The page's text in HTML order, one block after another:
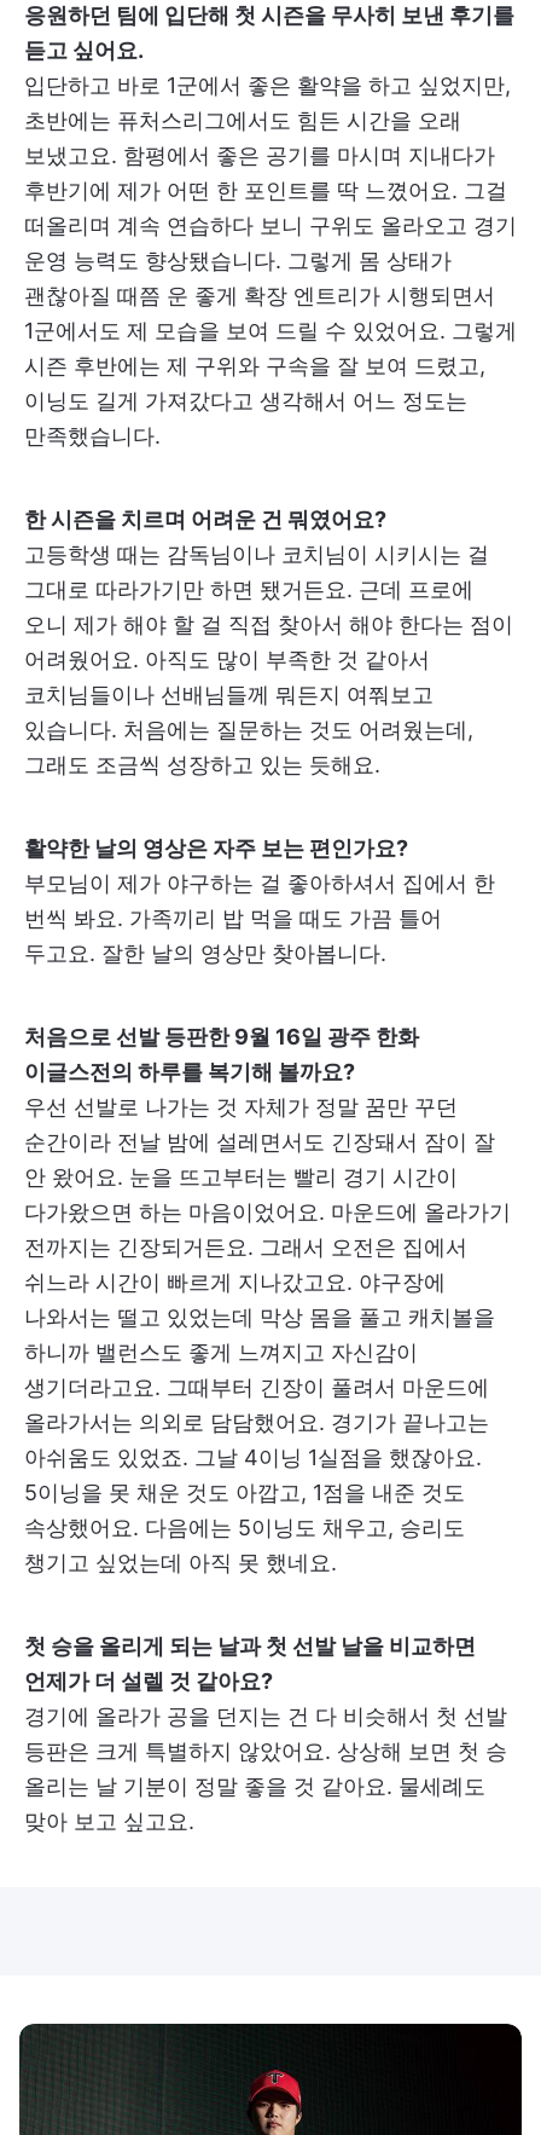
응원하던 팀에 입단해 첫 시즌을 무사히 보낸 후기를
듣고 싶어요.
입단하고 바로 1군에서 좋은 활약을 하고 싶었지만,
초반에는 퓨처스리그에서도 힘든 시간을 오래
보냈고요. 함평에서 좋은 공기를 마시며 지내다가
후반기에 제가 어떤 한 포인트를 딱 느꼈어요. 그걸
떠올리며 계속 연습하다 보니 구위도 올라오고 경기
운영 능력도 향상됐습니다. 그렇게 몸 상태가
괜찮아질 때쯤 운 좋게 확장 엔트리가 시행되면서
1군에서도 제 모습을 보여 드릴 수 있었어요. 그렇게
시즌 후반에는 제 구위와 구속을 잘 보여 드렸고,
이닝도 길게 가져갔다고 생각해서 어느 정도는
만족했습니다.
한 시즌을 치르며 어려운 건 뭐였어요?
고등학생 때는 감독님이나 코치님이 시키시는 걸
그대로 따라가기만 하면 됐거든요. 근데 프로에
오니 제가 해야 할 걸 직접 찾아서 해야 한다는 점이
어려웠어요. 아직도 많이 부족한 것 같아서
코치님들이나 선배님들께 뭐든지 여쭤보고
있습니다. 처음에는 질문하는 것도 어려웠는데,
그래도 조금씩 성장하고 있는 듯해요.
활약한 날의 영상은 자주 보는 편인가요?
부모님이 제가 야구하는 걸 좋아하셔서 집에서 한
번씩 봐요. 가족끼리 밥 먹을 때도 가끔 틀어
두고요. 잘한 날의 영상만 찾아봅니다.
처음으로 선발 등판한 9월 16일 광주 한화
이글스전의 하루를 복기해 볼까요?
우선 선발로 나가는 것 자체가 정말 꿈만 꾸던
순간이라 전날 밤에 설레면서도 긴장돼서 잠이 잘
안 왔어요. 눈을 뜨고부터는 빨리 경기 시간이
다가왔으면 하는 마음이었어요. 마운드에 올라가기
전까지는 긴장되거든요. 그래서 오전은 집에서
쉬느라 시간이 빠르게 지나갔고요. 야구장에
나와서는 떨고 있었는데 막상 몸을 풀고 캐치볼을
하니까 밸런스도 좋게 느껴지고 자신감이
생기더라고요. 그때부터 긴장이 풀려서 마운드에
올라가서는 의외로 담담했어요. 경기가 끝나고는
아쉬움도 있었죠. 그날 4이닝 1실점을 했잖아요.
5이닝을 못 채운 것도 아깝고, 1점을 내준 것도
속상했어요. 다음에는 5이닝도 채우고, 승리도
챙기고 싶었는데 아직 못 했네요.
첫 승을 올리게 되는 날과 첫 선발 날을 비교하면
언제가 더 설렐 것 같아요?
경기에 올라가 공을 던지는 건 다 비슷해서 첫 선발
등판은 크게 특별하지 않았어요. 상상해 보면 첫 승
올리는 날 기분이 정말 좋을 것 같아요. 물세례도
맞아 보고 싶고요.